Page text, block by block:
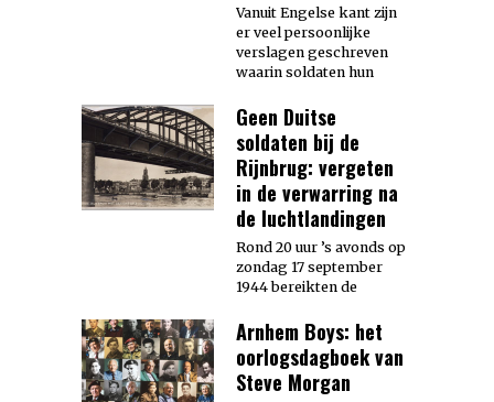
Vanuit Engelse kant zijn
er veel persoonlijke
verslagen geschreven
waarin soldaten hun
Geen Duitse
soldaten bij de
Rijnbrug: vergeten
in de verwarring na
de luchtlandingen
Rond 20 uur ’s avonds op
zondag 17 september
1944 bereikten de
Arnhem Boys: het
oorlogsdagboek van
Steve Morgan